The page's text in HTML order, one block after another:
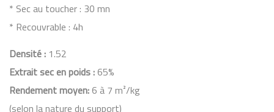
* Sec au toucher : 30 mn
* Recouvrable : 4h
Densité : 1.52
Extrait sec en poids :65%
Rendement moyen:6 à 7 m²/kg
(selon la nature du support)